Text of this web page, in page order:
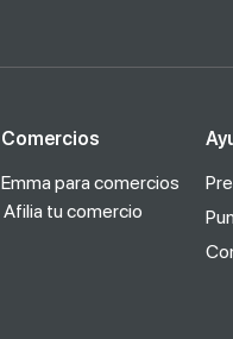
Comercios
Emma para comercios
Afilia tu comercio